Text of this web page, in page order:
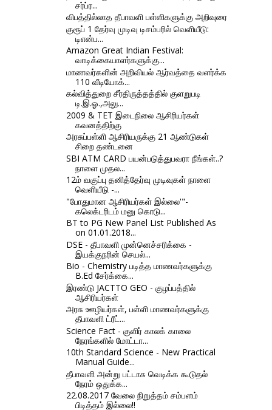
சர்ப்ர...
விபத்தில்லாத தீபாவளி பள்ளிகளுக்கு அறிவுரை
குரூப் 1 தேர்வு முடிவு டிசம்பரில் வெளியீடு:
டிஎன்ப...
Amazon Great Indian Festival:
வாடிக்கையாளர்களுக்கு...
மாணவர்களின் அறிவியல் ஆர்வத்தை வளர்க்க
110 வீடியோக்...
கல்வித்துறை சீர்திருத்தத்தில் குளறுபடி
டி.இ.ஓ.,அலு...
2009 & TET இடைநிலை ஆசிரியர்கள்
கவனத்திற்கு
அரசுப்பள்ளி ஆசிரியருக்கு 21 ஆண்டுகள்
சிறை தண்டனை
SBI ATM CARD பயன்படுத்துபவரா நீங்கள்..?
நாளை முதல...
12ம் வகுப்பு தனித்தேர்வு முடிவுகள் நாளை
வெளியீடு -...
"போதுமான ஆசிரியர்கள் இல்லை'"-
கலெக்டரிடம் மனு கொடு...
BT to PG New Panel List Published As
on 01.01.2018...
DSE - தீபாவளி முன்னெச்சரிக்கை -
இயக்குநரின் செயல்...
Bio - Chemistry படித்த மாணவர்களுக்கு
B.Ed சேர்க்கை...
இரண்டு JACTTO GEO - குழப்பத்தில்
ஆசிரியர்கள்
அரசு ஊழியர்கள், பள்ளி மாணவர்களுக்கு
தீபாவளி ட்ரீட்...
Science Fact - குளிர் காலக் காலை
நேரங்களில் மோட்டா...
10th Standard Science - New Practical
Manual Guide...
தீபாவளி அன்று பட்டாசு வெடிக்க கூடுதல்
நேரம் ஒதுக்க...
22.08.2017 வேலை நிறுத்தம் சம்பளம்
பிடித்தம் இல்லை!!